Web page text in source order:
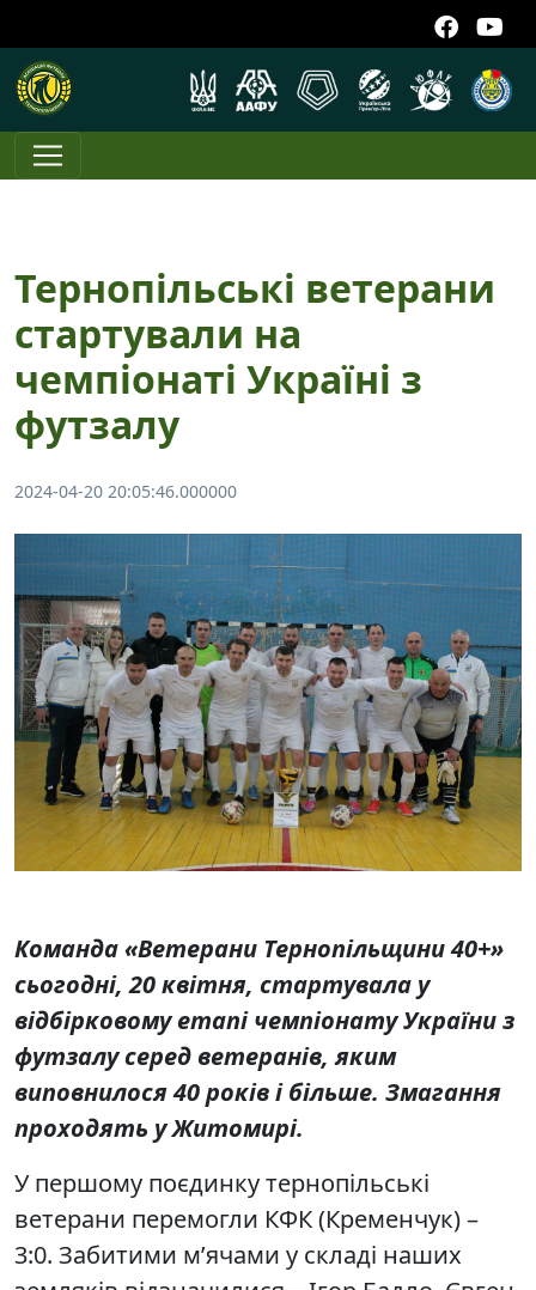
Тернопільські ветерани
стартували на
чемпіонаті Україні з
футзалу
2024-04-20 20:05:46.000000
Команда «Ветерани Тернопільщини 40+»
сьогодні, 20 квітня, стартувала у
відбірковому етапі чемпіонату України з
футзалу серед ветеранів, яким
виповнилося 40 років і більше. Змагання
проходять у Житомирі.
У першому поєдинку тернопільські
ветерани перемогли КФК (Кременчук) –
3:0. Забитими м’ячами у складі наших